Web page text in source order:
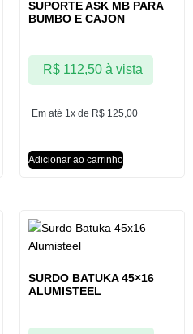
SUPORTE ASK MB PARA
BUMBO E CAJON
Em até 1x de R$ 125,00
R$112,50 à vista
Adicionar ao carrinho
SURDO BATUKA 45×16
ALUMISTEEL